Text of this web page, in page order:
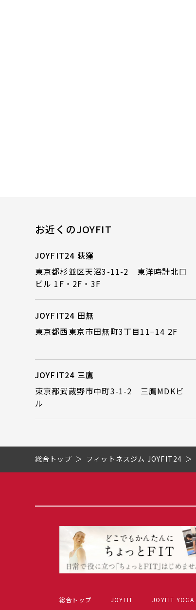
お近くのJOYFIT
JOYFIT24 荻窪
東京都杉並区天沼3-11-2 東洋時計北口
ビル 1F・2F・3F
JOYFIT24 田無
東京都西東京市田無町3丁目11−14 2F
JOYFIT24 三鷹
東京都武蔵野市中町3-1-2 三鷹MDKビ
ル
総合トップ フィットネスジム JOYFIT24
総合トップ JOYFIT JOYFIT YOGA